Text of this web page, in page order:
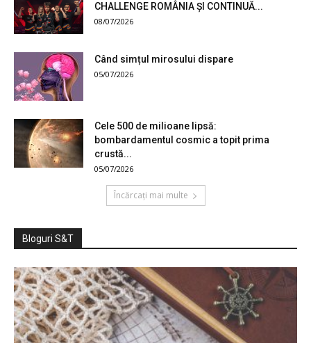
CHALLENGE ROMÂNIA ȘI CONTINUĂ...
08/07/2026
Când simțul mirosului dispare
05/07/2026
Cele 500 de milioane lipsă:
bombardamentul cosmic a topit prima
crustă...
05/07/2026
Încărcați mai multe
Bloguri S&T